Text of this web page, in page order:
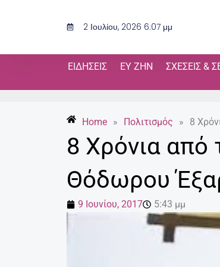
2 Ιουλίου, 2026 6:07 μμ
ΕΙΔΉΣΕΙΣ ΕΥ ΖΗΝ ΣΧΈΣΕΙΣ &
Home » Πολιτισμός » 8
8 Χρόνια από
Θόδωρου
9 Ιουνίου, 2017 5:43 μμ